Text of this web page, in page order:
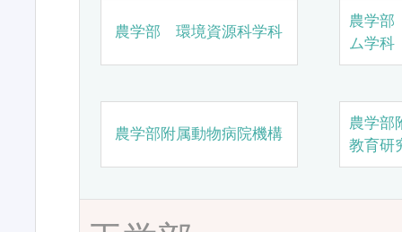
農学部 環境資源科学科
農学
ム学科
農学部附属動物病院機構
農学部
教育研